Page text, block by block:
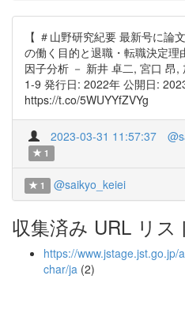
【 ＃山野研究紀要 最新号に論
の働く目的と退職・転職決定
因子分析 － 新井 卓二, 宮口 昂
1-9 発行日: 2022年 公開日:
https://t.co/5WUYYfZVYg
2023-03-31 11:57:37
1
1 @saikyo_keiei
収集済み URL リス
https://
char/ja (2)